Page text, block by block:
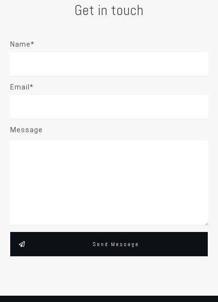
Get in touch
Name*
Email*
Message
Send Message